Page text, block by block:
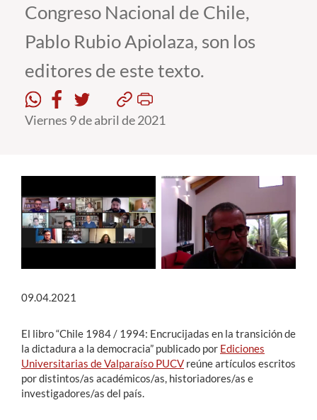
Estudiantes
Académicos
Funcionarios
Alumni
Congreso Nacional de Chile,
Pablo Rubio Apiolaza, son los
editores de este texto.
Viernes 9 de abril de 2021
09.04.2021
El libro “Chile 1984 / 1994: Encrucijadas en la transición de
la dictadura a la democracia” publicado por Ediciones
Universitarias de Valparaíso PUCV reúne artículos escritos
por distintos/as académicos/as, historiadores/as e
investigadores/as del país.